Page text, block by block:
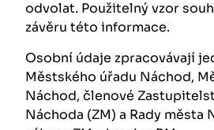
odvolat. Použitelný vzor
závěru této informace.
Osobní údaje zpracovávají
Městského úřadu Náchod,
Náchod, členové
Náchoda (ZM) a Rady města